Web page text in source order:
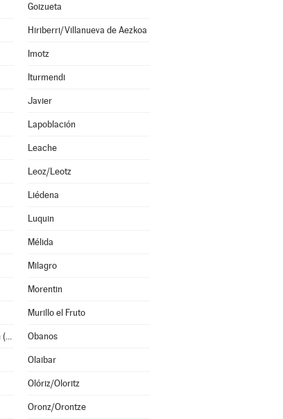
Goizueta
Hiriberri/Villanueva de Aezkoa
Imotz
Iturmendi
Javier
Lapoblación
Leache
Leoz/Leotz
Liédena
Luquin
Mélida
Milagro
Morentin
Murillo el Fruto
Noáin (Valle de Elorz)/Noain (Elortzibar) Obanos
Olaibar
Olóriz/Oloritz
Oronz/Orontze